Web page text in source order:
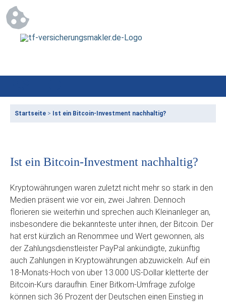
Startseite > Ist ein Bitcoin-Investment nachhaltig?
Ist ein Bitcoin-Investment nachhaltig?
Kryptowährungen waren zuletzt nicht mehr so stark in den
Medien präsent wie vor ein, zwei Jahren. Dennoch
florieren sie weiterhin und sprechen auch Kleinanleger an,
insbesondere die bekannteste unter ihnen, der Bitcoin. Der
hat erst kürzlich an Renommee und Wert gewonnen, als
der Zahlungsdienstleister PayPal ankündigte, zukünftig
auch Zahlungen in Kryptowährungen abzuwickeln. Auf ein
18-Monats-Hoch von über 13.000 US-Dollar kletterte der
Bitcoin-Kurs daraufhin. Einer Bitkom-Umfrage zufolge
können sich 36 Prozent der Deutschen einen Einstieg in